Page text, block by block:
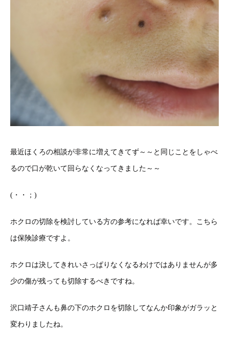
最近ほくろの相談が非常に増えてきてず～～と同じことをしゃべ
るので口が乾いて回らなくなってきました～～
(・・；)
ホクロの切除を検討している方の参考になれば幸いです。こちら
は保険診療ですよ。
ホクロは決してきれいさっぱりなくなるわけではありませんが多
少の傷が残っても切除するべきですね。
沢口靖子さんも鼻の下のホクロを切除してなんか印象がガラッと
変わりましたね。